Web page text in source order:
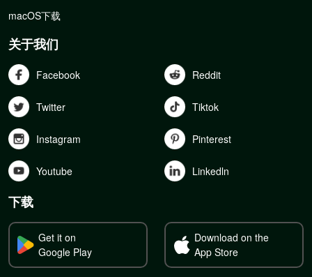
macOS下载
关于我们
Facebook Reddit
Twitter Tiktok
Instagram Pinterest
Youtube Linkedln
下载
Get it on
Google Play
Download on the
App Store